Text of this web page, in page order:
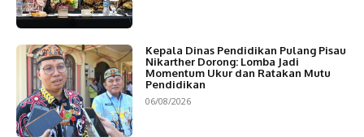
Kepala Dinas Pendidikan Pulang Pisau
Nikarther Dorong: Lomba Jadi
Momentum Ukur dan Ratakan Mutu
Pendidikan
06/08/2026